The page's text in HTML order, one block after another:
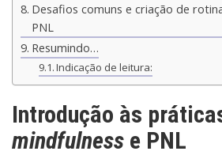
Desafios comuns e criação de
PNL
Resumindo…
Indicação de leitura:
Introdução às
mindfulness e PNL